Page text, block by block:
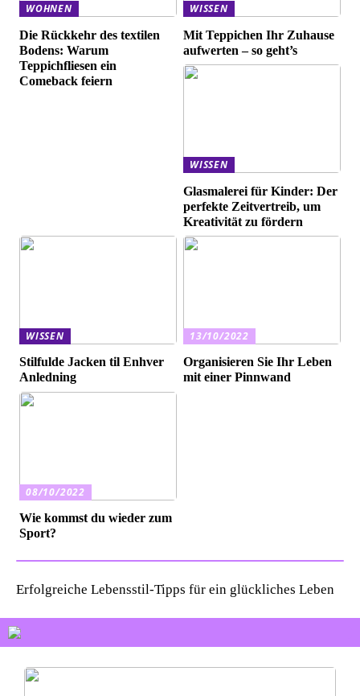
WOHNEN
Die Rückkehr des textilen
Bodens: Warum
Teppichfliesen ein
Comeback feiern
WISSEN
Mit Teppichen Ihr Zuhause
aufwerten – so geht’s
WISSEN
Glasmalerei für Kinder: Der
perfekte Zeitvertreib, um
Kreativität zu fördern
WISSEN
Stilfulde Jacken til Enhver
Anledning
13/10/2022
Organisieren Sie Ihr Leben
mit einer Pinnwand
08/10/2022
Wie kommst du wieder zum
Sport?
Erfolgreiche Lebensstil-Tipps für ein glückliches Leben